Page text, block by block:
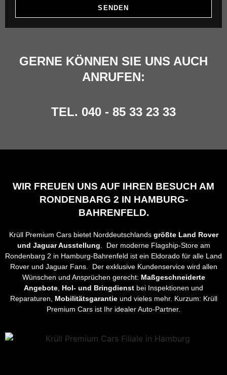
SENDEN
GERNE KÖNNEN SIE UNS AUCH
ANRUFEN:
TEL. 040 - 85 33 23 33
WIR FREUEN UNS AUF IHREN BESUCH AM
RONDENBARG 2 IN HAMBURG-
BAHRENFELD.
Krüll Premium Cars bietet Norddeutschlands größte Land Rover
und Jaguar Ausstellung. Der moderne Flagship-Store am
Rondenbarg 2 in Hamburg-Bahrenfeld ist ein Eldorado für alle Land
Rover und Jaguar Fans. Der exklusive Kundenservice wird allen
Wünschen und Ansprüchen gerecht: Maßgeschneiderte
Angebote, Hol- und Bringdienst bei Inspektionen und
Reparaturen, Mobilitätsgarantieund vieles mehr. Kurzum: Krüll
Premium Cars ist Ihr idealer Auto-Partner.